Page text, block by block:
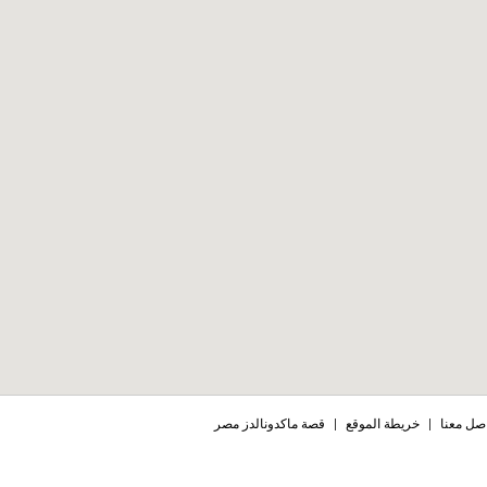
معنا | خريطة الموقع | قصة ماكدونالدز مصر